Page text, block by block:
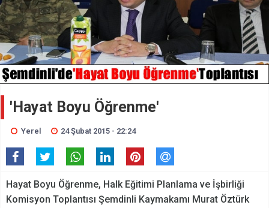
'Hayat Boyu Öğrenme'
Yerel 24 Şubat 2015 - 22:24
Hayat Boyu Öğrenme, Halk Eğitimi Planlama ve İşbirliği
Komisyon Toplantısı Şemdinli Kaymakamı Murat Öztürk